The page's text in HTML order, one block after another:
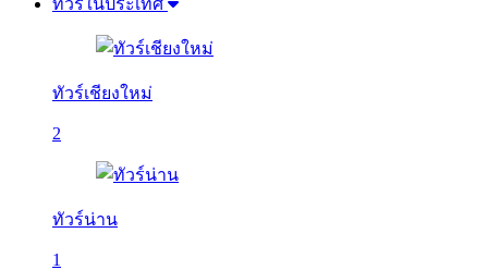
ทัวร์ในประเทศ
ทัวร์เชียงใหม่
2
ทัวร์น่าน
1